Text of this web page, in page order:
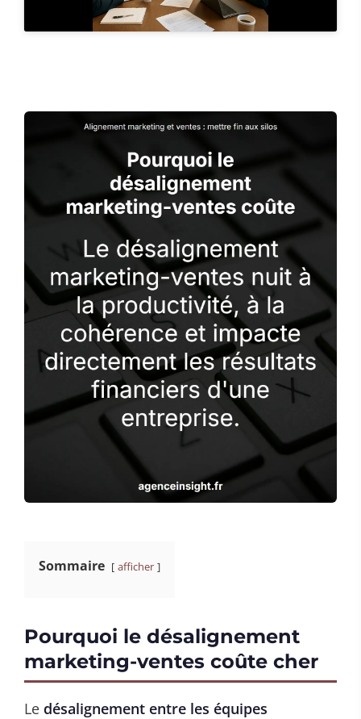
Sommaire afficher
Pourquoi le désalignement
marketing-ventes coûte cher
Le désalignement entre les équipes